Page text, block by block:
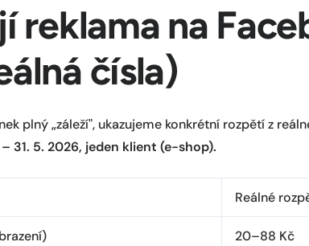
reklama na
čísla)
plný „záleží", ukazujeme konkrétní rozpětí z
– 31. 5. 2026, jeden klient (e-shop).
Reálné
20–88 Kč